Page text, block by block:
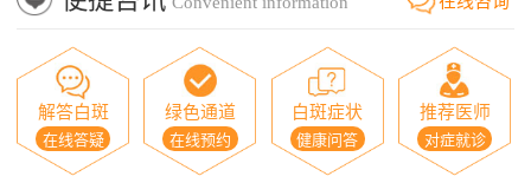
解答白斑
在线答疑
绿色通道
在线预约
白斑症状
健康问答
推荐医师
对症就诊